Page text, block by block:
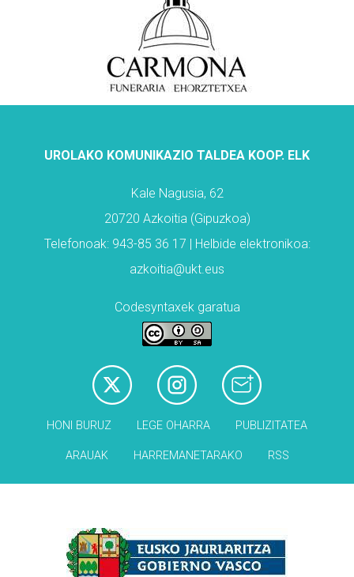
UROLAKO KOMUNIKAZIO TALDEA KOOP. ELK
Kale Nagusia, 62
20720 Azkoitia (Gipuzkoa)
Telefonoak: 943-85 36 17 | Helbide elektronikoa:
azkoitia@ukt.eus
Codesyntaxek garatua
HONI BURUZ LEGE OHARRA PUBLIZITATEA
ARAUAK HARREMANETARAKO RSS